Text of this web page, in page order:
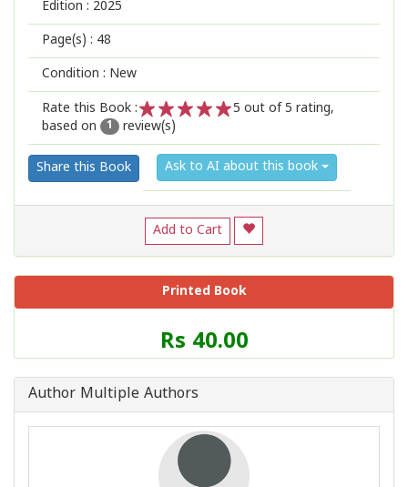
Edition : 2025
Page(s) : 48
Condition : New
Rate this Book :
2
1
5 out of 5 rating,
based on
1 review(s)
Share this Book Ask to AI about this book
Add to Cart
Printed Book
Price
of
Book
Rs 40.00
Author Multiple Authors